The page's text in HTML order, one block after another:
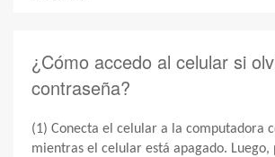
¿Cómo accedo al celular si
contraseña?
(1) Conecta el celular a la computadora
mientras el celular está apagado. Luego,